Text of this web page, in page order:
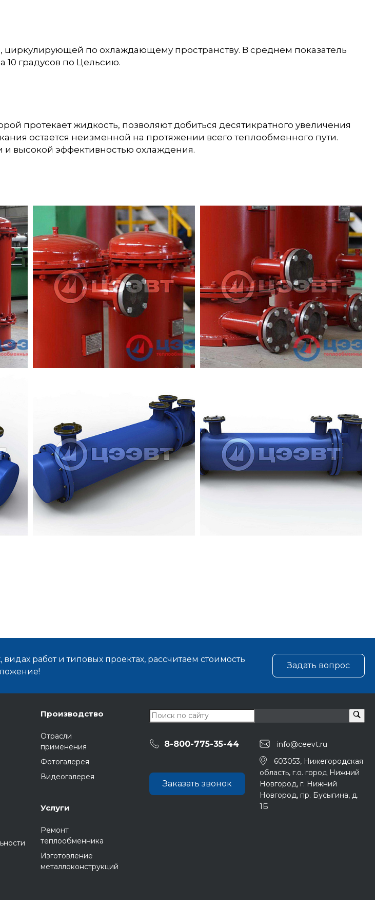
циркулирующей по охлаждающему пространству. В среднем показатель
градусов по Цельсию.
протекает жидкость, позволяют добиться десятикратного увеличения
остается неизменной на протяжении всего теплообменного пути.
и высокой эффективностью охлаждения.
работ и типовых проектах, рассчитаем стоимость
Задать вопрос
Производство
Отрасли
применения
Фотогалерея
Видеогалерея
Услуги
Ремонт
теплообменника
Изготовление
металлоконструкций
8-800-775-35-44 info@ceevt.ru
Заказать звонок
603053, Нижегородская
область, г.о. город Нижний
Новгород, г. Нижний
Новгород, пр. Бусыгина, д.
1Б